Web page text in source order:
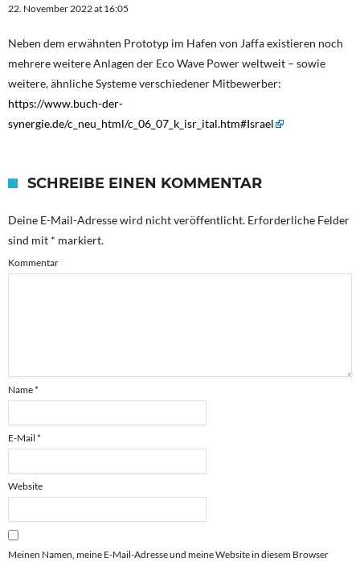
22. November 2022 at 16:05
Neben dem erwähnten Prototyp im Hafen von Jaffa existieren noch
mehrere weitere Anlagen der Eco Wave Power weltweit – sowie
weitere, ähnliche Systeme verschiedener Mitbewerber:
https://www.buch-der-
synergie.de/c_neu_html/c_06_07_k_isr_ital.htm#Israel
SCHREIBE EINEN KOMMENTAR
Deine E-Mail-Adresse wird nicht veröffentlicht. Erforderliche Felder
sind mit * markiert.
Kommentar
Name*
E-Mail *
Website
Meinen Namen, meine E-Mail-Adresse und meine Website in diesem Browser